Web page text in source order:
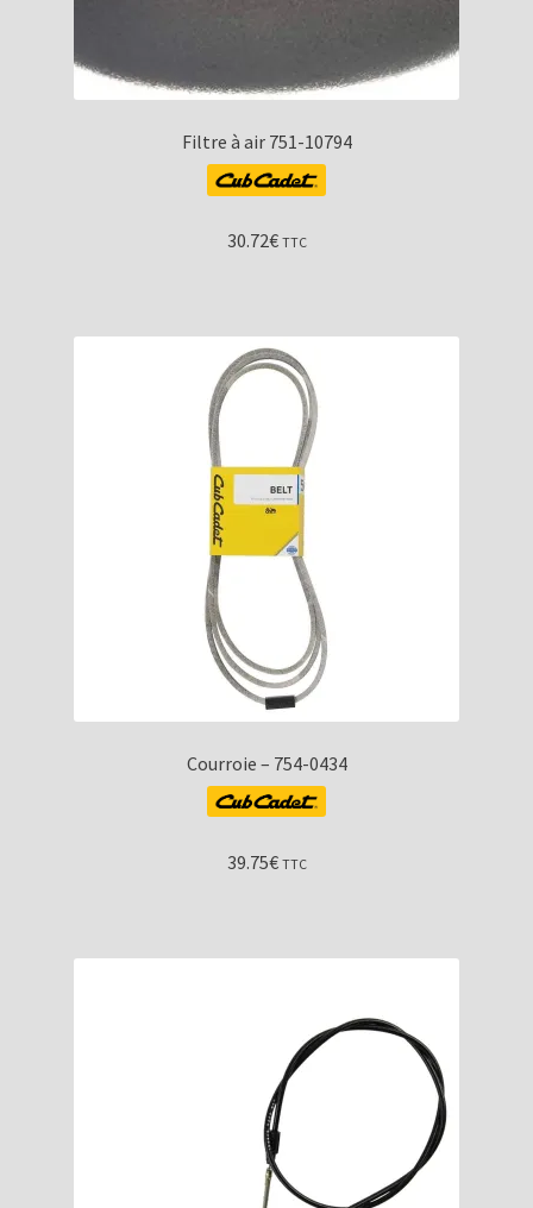
Filtre à air 751-10794
30.72€ TTC
Courroie – 754-0434
39.75€ TTC